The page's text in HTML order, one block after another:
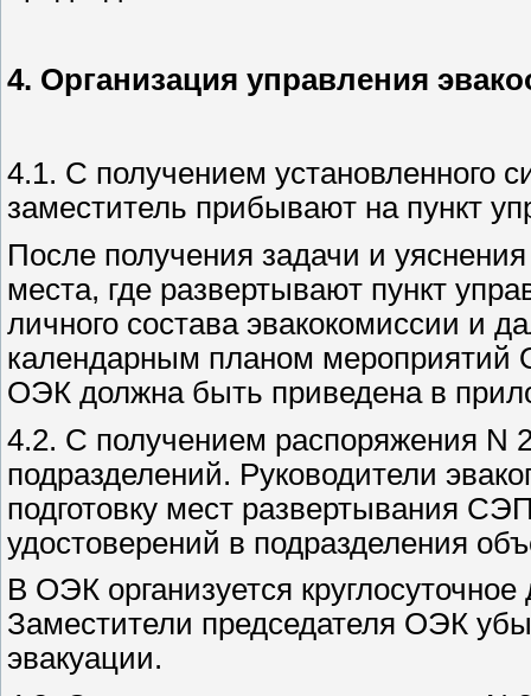
4. Организация управления
4.1. С получением установленного
заместитель прибывают на пункт
После получения задачи и
места, где развертывают пункт
личного состава эвакокомиссии и
календарным планом мероприятий
ОЭК должна быть приведена в
4.2. С получением распоряжения N
подразделений. Руководители
подготовку мест развертывания
удостоверений в подразделения
В ОЭК организуется
Заместители председателя ОЭК
эвакуации.